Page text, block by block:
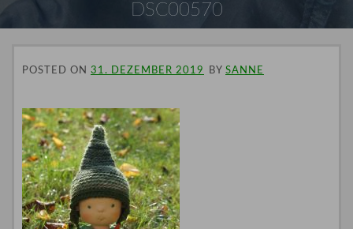
DSC00570
POSTED ON 31. DEZEMBER 2019 BY SANNE